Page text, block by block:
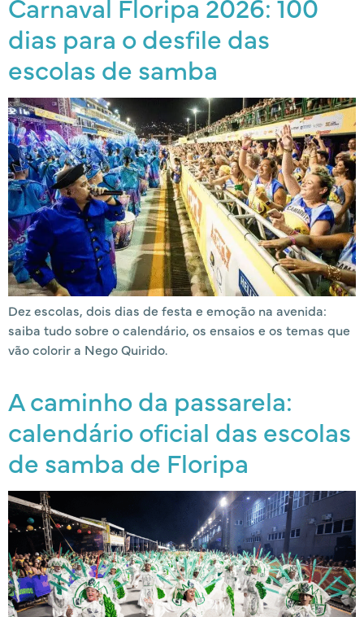
dias para o desfile das
escolas de samba
Dez escolas, dois dias de festa e emoção na avenida:
saiba tudo sobre o calendário, os ensaios e os temas que
vão colorir a Nego Quirido.
A caminho da passarela:
calendário oficial das escolas
de samba de Floripa